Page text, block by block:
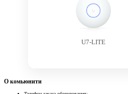
U7-LITE
О комьюнити